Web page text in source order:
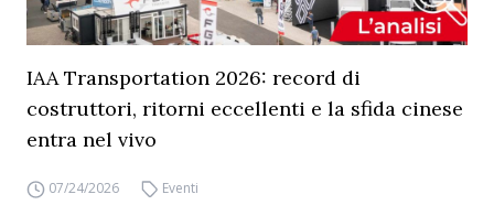
IAA Transportation 2026: record di
costruttori, ritorni eccellenti e la sfida cinese
entra nel vivo
07/24/2026 Eventi